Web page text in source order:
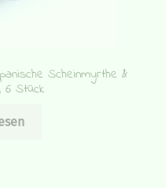
Scheinmyrthe &
6 Stück